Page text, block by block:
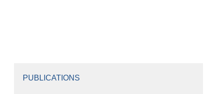
PUBLICATIONS